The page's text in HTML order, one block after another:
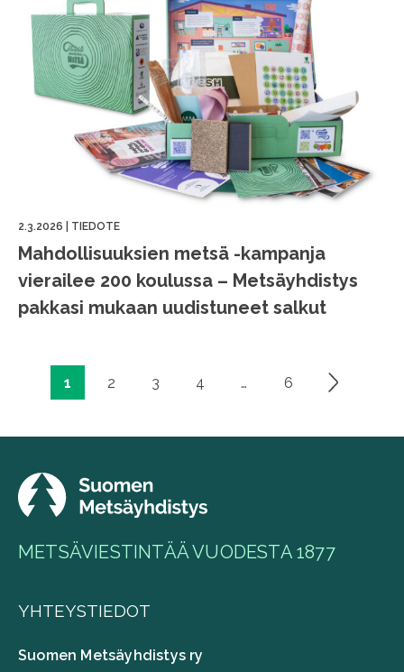
2.3.2026 TIEDOTE
Mahdollisuuksien metsä -kampanja
vierailee 200 koulussa – Metsäyhdistys
pakkasi mukaan uudistuneet salkut
Artikkelien
1 2 3 4 … 6
METSÄVIESTINTÄÄ VUODESTA 1877
YHTEYSTIEDOT
Suomen Metsäyhdistys ry